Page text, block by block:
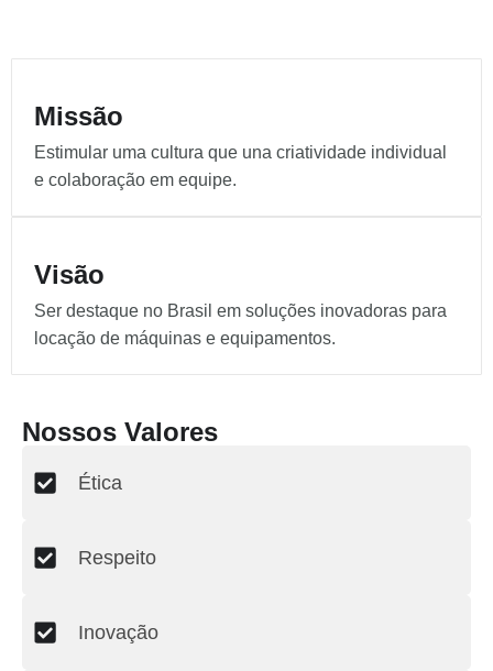
Missão
Estimular uma cultura que una criatividade individual
e colaboração em equipe.
Visão
Ser destaque no Brasil em soluções inovadoras para
locação de máquinas e equipamentos.
Ética
Respeito
Inovação
Nossos Valores